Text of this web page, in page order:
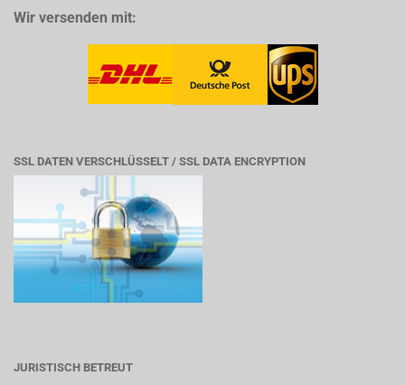
Wir versenden mit:
SSL DATEN VERSCHLÜSSELT / SSL DATA ENCRYPTION
JURISTISCH BETREUT